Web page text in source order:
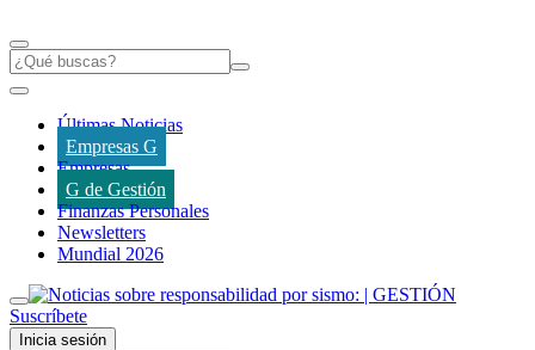
Últimas Noticias
Empresas G
Empresas
G de Gestión
Finanzas Personales
Newsletters
Mundial 2026
Suscríbete
Inicia sesión